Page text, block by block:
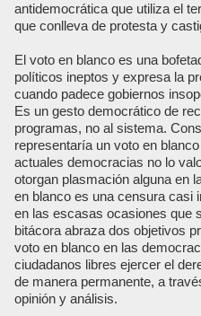
antidemocrática que utiliza el
que conlleva de protesta y
El voto en blanco es una
políticos ineptos y expresa la
cuando padece gobiernos
Es un gesto democrático de
programas, no al sistema.
representaría un voto en
actuales democracias no lo
otorgan plasmación alguna en
en blanco es una censura casi
en las escasas ocasiones que
bitácora abraza dos objetivos
voto en blanco en las
ciudadanos libres ejercer el
de manera permanente, a
opinión y análisis.